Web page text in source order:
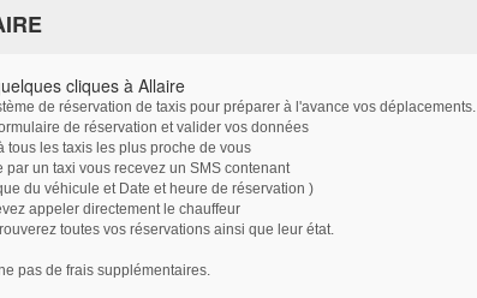
cliques à Allaire
de réservation de taxis pour préparer à l'avance vos déplacements.
de réservation et valider vos données
les taxis les plus proche de vous
un taxi vous recevez un SMS contenant
du véhicule et Date et heure de réservation )
appeler directement le chauffeur
toutes vos réservations ainsi que leur état.
pas de frais supplémentaires.